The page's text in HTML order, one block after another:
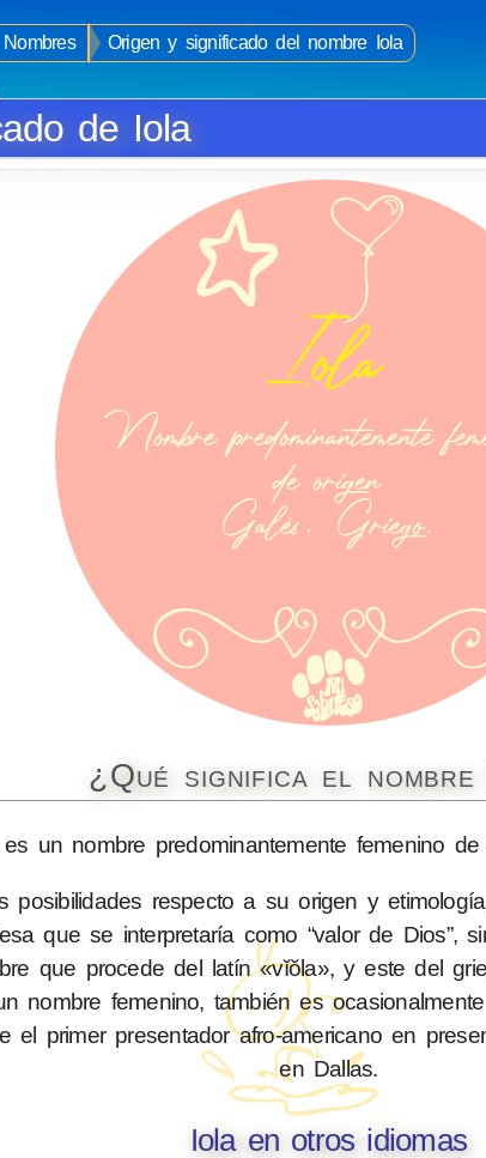
Origen y significado del nombre Iola
de Iola
¿Qué significa el
un nombre predominantemente femenino de
posibilidades respecto a su origen y
que se interpretaría como “valor de Dios”,
que procede del latín «vĭŏla», y este del
nombre femenino, también es
el primer presentador afro-americano en
en Dallas.
Iola en otros idiomas